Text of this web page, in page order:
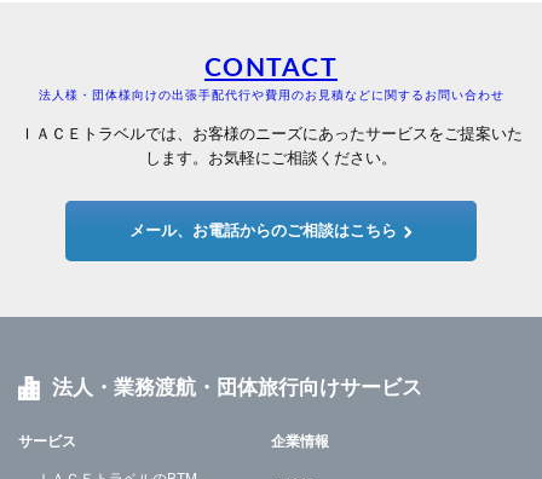
CONTACT
法人様・団体様向けの出張手配代行や費用のお見積などに関するお問い合わせ
ＩＡＣＥトラベルでは、お客様のニーズにあったサービスをご提案いた
します。お気軽にご相談ください。
メール、お電話からのご相談はこちら
法人・業務渡航・団体旅行向けサービス
サービス 企業情報